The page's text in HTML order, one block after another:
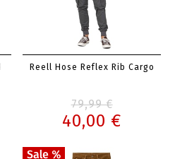
Reell Hose Reflex Rib Cargo
79,99 €
40,00 €